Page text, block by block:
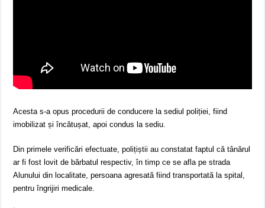
Acesta s-a opus procedurii de conducere la sediul poliției, fiind
imobilizat și încătușat, apoi condus la sediu.
Din primele verificări efectuate, polițiștii au constatat faptul că tânărul
ar fi fost lovit de bărbatul respectiv, în timp ce se afla pe strada
Alunului din localitate, persoana agresată fiind transportată la spital,
pentru îngrijiri medicale.